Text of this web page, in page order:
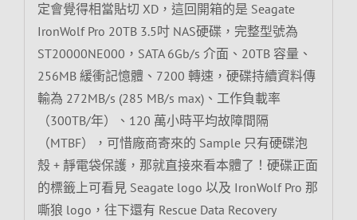
定會覺得相當貼切 XD，這回開箱的是 Seagate
IronWolf Pro 20TB 3.5吋 NAS硬碟，完整型號為
ST20000NE000，SATA 6Gb/s 介面、20TB 容量、
256MB 緩衝記憶體、7200 轉速，硬碟持續資料傳
輸為 272MB/s (285 MB/s max)、工作負載率
（300TB/年）、120 萬小時平均故障間隔
（MTBF），可惜廠商寄來的 Sample 只有硬碟泡
殼 + 靜電袋保護，那就直接來看本體了！硬碟正面
的標籤上可看見 Seagate logo 以及 IronWolf Pro 那
嘶狼 logo，往下還有 Rescue Data Recovery